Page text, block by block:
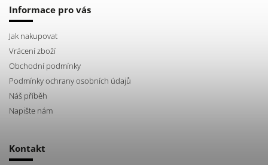
Informace pro vás
Jak nakupovat
Vrácení zboží
Obchodní podmínky
Podmínky ochrany osobních údajů
Náš příběh
Napište nám
Kontakt